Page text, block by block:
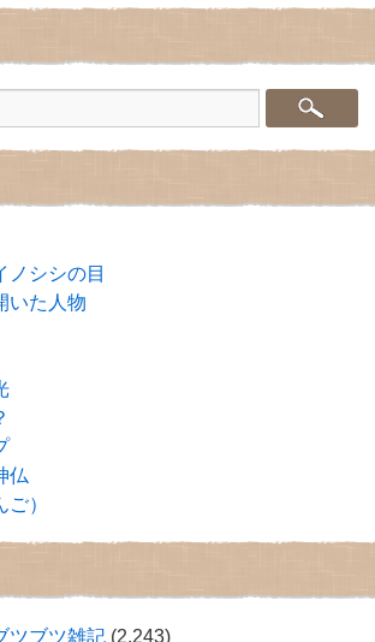
ノシシの目
いた人物
仏
）
ツブツ雑記 (2,243)